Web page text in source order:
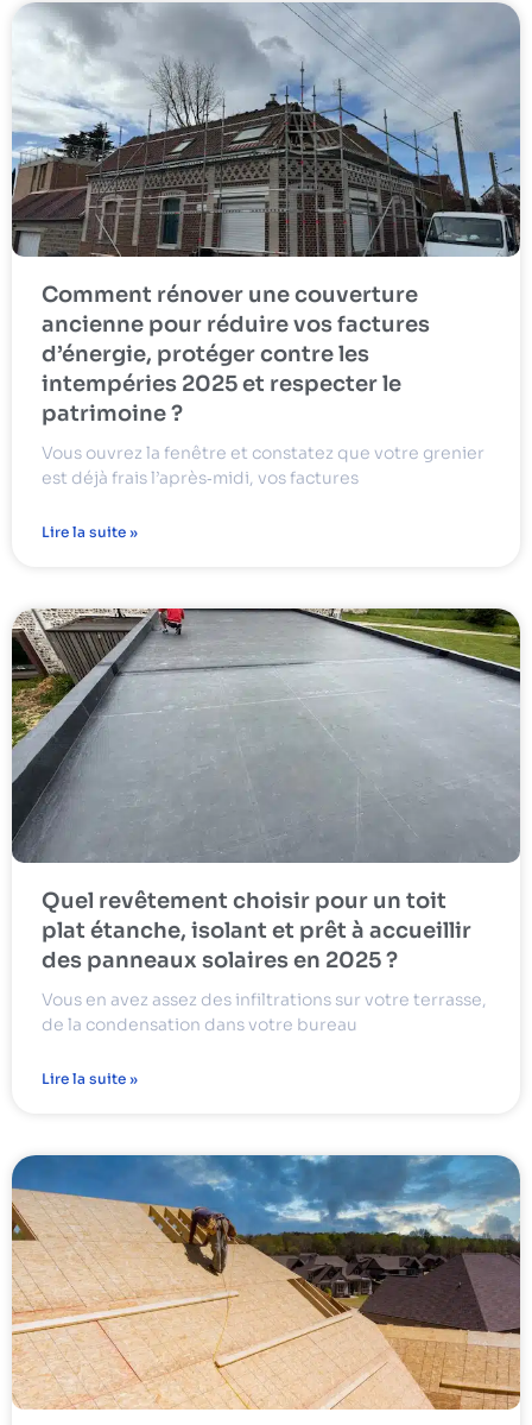
Comment rénover une couverture
ancienne pour réduire vos factures
d’énergie, protéger contre les
intempéries 2025 et respecter le
patrimoine ?
Vous ouvrez la fenêtre et constatez que votre grenier
est déjà frais l’après‑midi, vos factures
Lire la suite »
Quel revêtement choisir pour un toit
plat étanche, isolant et prêt à accueillir
des panneaux solaires en 2025 ?
Vous en avez assez des infiltrations sur votre terrasse,
de la condensation dans votre bureau
Lire la suite »